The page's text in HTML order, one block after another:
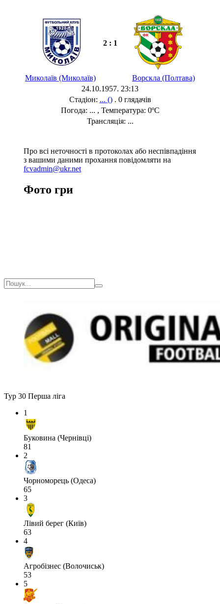
2 : 1
Миколаїв (Миколаїв)
Ворскла (Полтава)
24.10.1957. 23:13
Стадіон: ... (). 0 глядачів
Погода: ... , Температура: 0ºC
Трансляція: ...
Про всі неточності в протоколах або неспівпадіння
з вашими даними прохання повідомляти на
fcvadmin@ukr.net
Фото гри
Тур 30 Перша ліга
1
Буковина (Чернівці)
81
2
Чорноморець (Одеса)
65
3
Лівий берег (Київ)
63
4
Агробізнес (Волочиськ)
53
5